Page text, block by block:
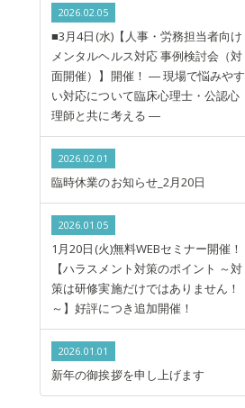
2026.02.05
■3月4日(水)【人事・労務担当者向け
メンタルヘルス対応 事例検討会（対
面開催）】開催！ ― 現場で悩みやす
い対応について臨床心理士・公認心
理師と共に考える ―
2026.02.01
臨時休業のお知らせ_2月20日
2026.01.05
1月20日(火)無料WEBセミナー開催！
【ハラスメント対策のポイント ～対
策は研修実施だけではありません！
～】好評につき追加開催！
2026.01.01
新年の御挨拶を申し上げます